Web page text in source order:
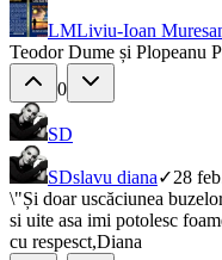
LMLiviu-Ioan
Teodor Dume și Plopeanu
0
SD
SDslavu diana✓28
\"Și doar uscăciunea
si uite asa imi potolesc
cu respesct,Diana